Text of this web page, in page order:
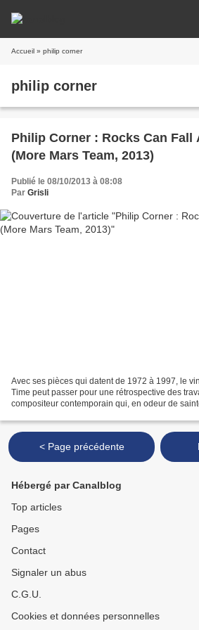
Accueil » philip corner
philip corner
Philip Corner : Rocks Can Fall
(More Mars Team, 2013)
Publié le 08/10/2013 à 08:08
Par Grisli
Avec ses pièces qui datent de 1972 à 1997, le
Time peut passer pour une rétrospective des
compositeur contemporain qui, en odeur de
< Page précédente
Hébergé par Canalblog
Top articles
Pages
Contact
Signaler un abus
C.G.U.
Cookies et données personnelles